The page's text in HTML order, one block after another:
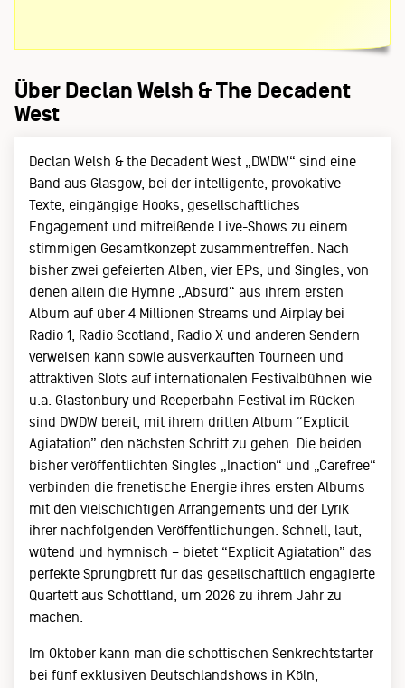
Über Declan Welsh & The Decadent
West
Declan Welsh & the Decadent West „DWDW“ sind eine
Band aus Glasgow, bei der intelligente, provokative
Texte, eingängige Hooks, gesellschaftliches
Engagement und mitreißende Live-Shows zu einem
stimmigen Gesamtkonzept zusammentreffen. Nach
bisher zwei gefeierten Alben, vier EPs, und Singles, von
denen allein die Hymne „Absurd“ aus ihrem ersten
Album auf über 4 Millionen Streams und Airplay bei
Radio 1, Radio Scotland, Radio X und anderen Sendern
verweisen kann sowie ausverkauften Tourneen und
attraktiven Slots auf internationalen Festivalbühnen wie
u.a. Glastonbury und Reeperbahn Festival im Rücken
sind DWDW bereit, mit ihrem dritten Album “Explicit
Agiatation” den nächsten Schritt zu gehen. Die beiden
bisher veröffentlichten Singles „Inaction“ und „Carefree“
verbinden die frenetische Energie ihres ersten Albums
mit den vielschichtigen Arrangements und der Lyrik
ihrer nachfolgenden Veröffentlichungen. Schnell, laut,
wütend und hymnisch – bietet “Explicit Agiatation” das
perfekte Sprungbrett für das gesellschaftlich engagierte
Quartett aus Schottland, um 2026 zu ihrem Jahr zu
machen.
Im Oktober kann man die schottischen Senkrechtstarter
bei fünf exklusiven Deutschlandshows in Köln,